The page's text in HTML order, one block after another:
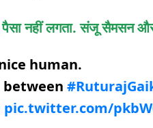
पैसा नहीं लगता. संजू सैमसन
human.
between
pic.twitter.com/